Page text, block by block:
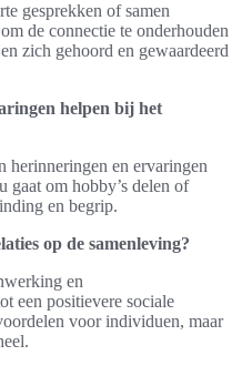
gesprekken of samen
de connectie te onderhouden
zich gehoord en gewaardeerd
helpen bij het
herinneringen en ervaringen
gaat om hobby’s delen of
en begrip.
op de samenleving?
en
een positievere sociale
voor individuen, maar